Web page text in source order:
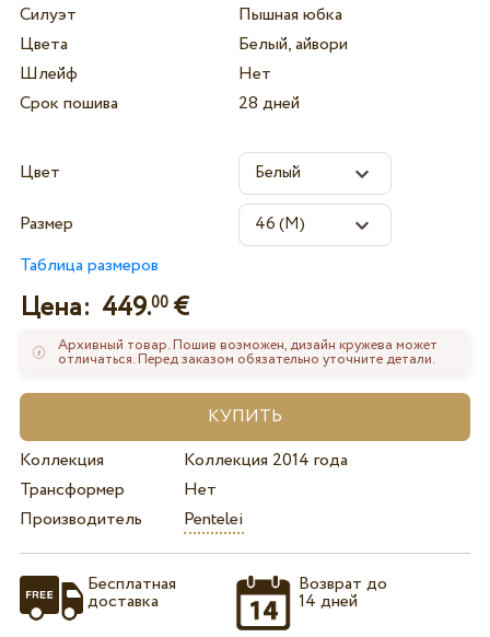
Силуэт
Пышная юбка
Цвета
Белый, айвори
Шлейф
Нет
Срок пошива
28 дней
Цвет
Размер
Таблица размеров
Цена: 449.00€
Архивный товар. Пошив возможен, дизайн кружева может
отличаться. Перед заказом обязательно уточните детали.
Коллекция
Коллекция 2014 года
Трансформер
Нет
Производитель
Pentelei
Бесплатная
доставка
Возврат до
14 дней